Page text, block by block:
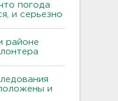
погода
и серьезно
районе
и